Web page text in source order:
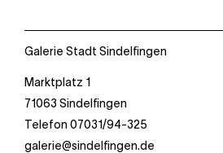
Galerie Stadt Sindelfingen
Marktplatz 1
71063 Sindelfingen
Telefon 07031/94-325
galerie@sindelfingen.de